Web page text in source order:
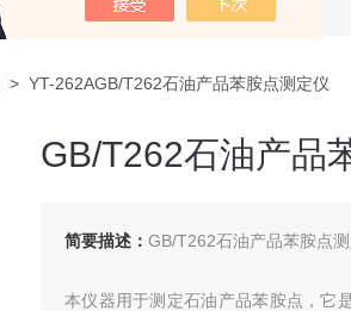
> YT-262AGB/T262石油产品苯胺点测定仪
GB/T262石油产品
简要描述： GB/T262石油产品苯胺点
本仪器用于测定石油产品苯胺点，它